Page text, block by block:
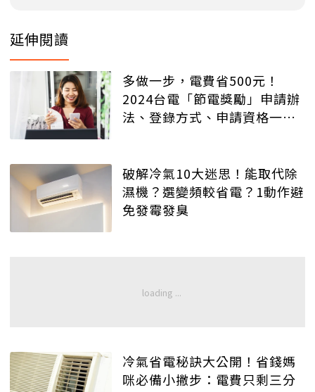
延伸閱讀
多做一步，電費省500元！
2024台電「節電獎勵」申請辦
法、登錄方式、申請資格一次
破解冷氣10大迷思！能取代除
濕機？選變頻較省電？1動作避
免發霉發臭
冷氣省電秘訣大公開！省錢媽
咪必備小撇步：電費只剩三分